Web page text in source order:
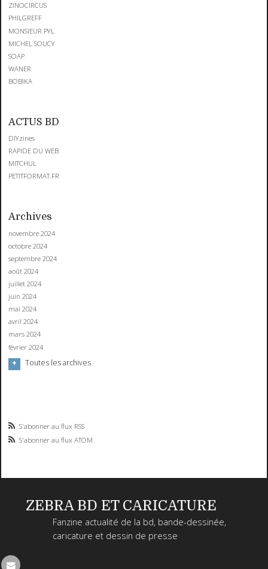
ZINOCIRCUS
PHILGREFF
MONSIEUR PYL
MICHEL SOUCY
SOAP
WANER
BOBIKA
ACTUS BD
DIYzines
RAPIDE DU WEB
MITCHUL
PETITFORMAT.FR
Archives
novembre 2024
octobre 2024
septembre 2024
août 2024
juillet 2024
juin 2024
mai 2024
avril 2024
mars 2024
février 2024
Toutes les archives
S'abonner au flux RSS
S'abonner au flux ATOM
ZEBRA BD ET CARICATURE
Fanzine actualité de la bd, bande-dessinée,
caricature et dessin de presse